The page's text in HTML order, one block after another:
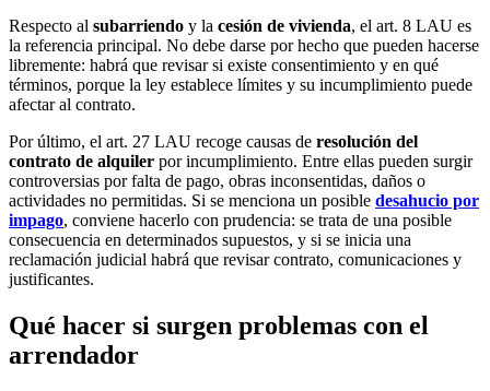
Respecto al subarriendo y la cesión de vivienda, el art. 8 LAU es
la referencia principal. No debe darse por hecho que pueden hacerse
libremente: habrá que revisar si existe consentimiento y en qué
términos, porque la ley establece límites y su incumplimiento puede
afectar al contrato.
Por último, el art. 27 LAU recoge causas de resolución del
contrato de alquiler por incumplimiento. Entre ellas pueden surgir
controversias por falta de pago, obras inconsentidas, daños o
actividades no permitidas. Si se menciona un posible desahucio por
impago, conviene hacerlo con prudencia: se trata de una posible
consecuencia en determinados supuestos, y si se inicia una
reclamación judicial habrá que revisar contrato, comunicaciones y
justificantes.
Qué hacer si surgen problemas con el
arrendador